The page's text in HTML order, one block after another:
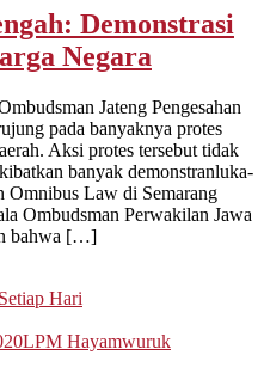
Demonstrasi
Negara
Jateng Pengesahan
pada banyaknya protes
Aksi protes tersebut tidak
banyak demonstranluka-
Omnibus Law di Semarang
Ombudsman Perwakilan Jawa
bahwa […]
LPM Hayamwuruk